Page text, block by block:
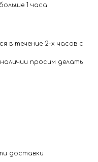
1 часа
в течение 2-х часов с
просим делать
доставки